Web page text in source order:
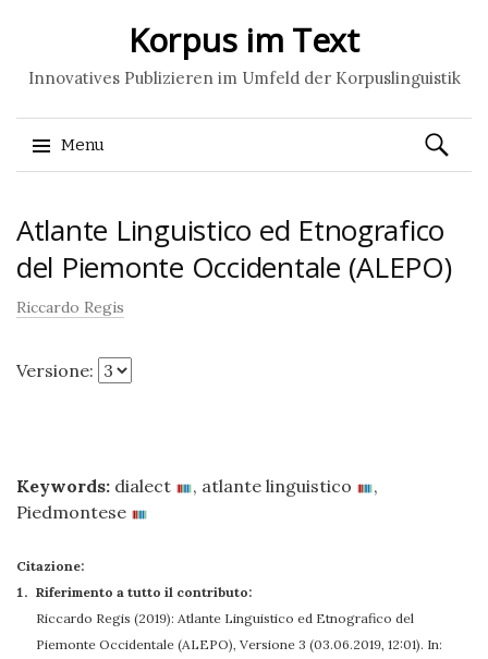
Korpus im Text
Innovatives Publizieren im Umfeld der Korpuslinguistik
Menu
to
Ricerca
per:
Atlante Linguistico ed Etnografico
del Piemonte Occidentale (ALEPO)
Riccardo Regis
Versione:
Keywords: dialect , atlante linguistico
,
Piedmontese
Citazione:
Riferimento a tutto il contributo:
Riccardo Regis (2019): Atlante Linguistico ed Etnografico del
Piemonte Occidentale (ALEPO), Versione 3 (03.06.2019, 12:01). In: